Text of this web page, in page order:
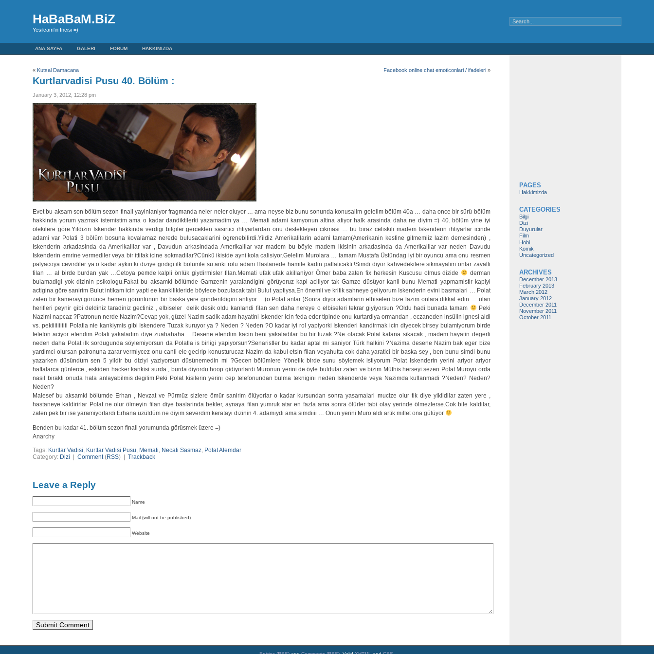
HaBaBaM.BiZ
Yesilcam'in Incisi =)
ANA SAYFA GALERI FORUM HAKKIMIZDA
« Kutsal Damacana Facebook online chat emoticonlari / ifadeleri»
Kurtlarvadisi Pusu 40. Bölüm :
January 3, 2012, 12:28 pm
Evet bu aksam son bölüm sezon finali yayinlaniyor fragmanda neler neler oluyor … ama neyse biz bunu sonunda konusalim gelelim bölüm 40a … daha once bir sürü bölüm
hakkinda yorum yazmak istemistim ama o kadar dandiktilerki yazamadim ya … Memati adami kamyonun altina atiyor halk arasinda daha ne diyim =) 40. bölüm yine iyi
ötekilere göre.Yildizin Iskender hakkinda verdigi bilgiler gercekten sasirtici ihtiyarlardan onu destekleyen cikmasi … bu biraz celiskili madem Iskenderin ihtiyarlar icinde
adami var Polati 3 bölüm bosuna kovalamaz nerede bulusacaklarini ögrenebilirdi.Yildiz Amerikalilarin adami tamam(Amerikanin kesfine gitmemiiz lazim demesinden) ,
Iskenderin arkadasinda da Amerikalilar var , Davudun arkasindada Amerikalilar var madem bu böyle madem ikisinin arkadasinda da Amerikalilar var neden Davudu
Iskenderin emrine vermediler veya bir ittifak icine sokmadilar?Cünkü ikiside ayni kola calisiyor.Gelelim Murolara … tamam Mustafa Üstündag iyi bir oyuncu ama onu resmen
palyacoya cevirdiler ya o kadar aykiri ki diziye girdigi ilk bölümle su anki rolu adam Hastanede hamile kadin patlaticakti !Simdi diyor kahvedekilere sikmayalim onlar zavalli
filan … al birde burdan yak …Cetoya pemde kalpli önlük giydirmisler filan.Memati ufak ufak akillaniyor Ömer baba zaten fix herkesin Kuscusu olmus dizide
derman
bulamadigi yok dizinin psikologu.Fakat bu aksamki bölümde Gamzenin yaralandigini görüyoruz kapi aciliyor tak Gamze düsüyor kanli bunu Memati yapmamistir kapiyi
actigina göre sanirim Bulut intikam icin yapti ee kankilikleride böylece bozulacak tabi Bulut yaptiysa.En önemli ve kritik sahneye geliyorum Iskenderin evini basmalari … Polat
zaten bir kamerayi görünce hemen görüntünün bir baska yere gönderildigini anliyor …(o Polat anlar )Sonra diyor adamlarin elbiseleri bize lazim onlara dikkat edin … ulan
herifleri peynir gibi deldiniz taradiniz gectiniz , elbiseler delik desik oldu kanlandi filan sen daha nereye o elbiseleri tekrar giyiyorsun ?Oldu hadi bunada tamam
Peki
Nazimi napcaz ?Patronun nerde Nazim?Cevap yok, güzel Nazim sadik adam hayatini Iskender icin feda eder tipinde onu kurtardiya ormandan , eczaneden insülin ignesi aldi
vs. pekiiiiiiiiiii Polatla nie kankiymis gibi Iskendere Tuzak kuruyor ya ? Neden ? Neden ?O kadar iyi rol yapiyorki Iskenderi kandirmak icin diyecek birsey bulamiyorum birde
telefon aciyor efendim Polati yakaladim diye zuahahaha …Desene efendim kacin beni yakaladilar bu bir tuzak ?Ne olacak Polat kafana sikacak , madem hayatin degerli
neden daha Polat ilk sordugunda söylemiyorsun da Polatla is birligi yapiyorsun?Senaristler bu kadar aptal mi saniyor Türk halkini ?Nazima desene Nazim bak eger bize
yardimci olursan patronuna zarar vermiycez onu canli ele gecirip konusturucaz Nazim da kabul etsin filan veyahutta cok daha yaratici bir baska sey , ben bunu simdi bunu
yazarken düsündüm sen 5 yildir bu diziyi yaziyorsun düsünemedin mi ?Gecen bölümlere Yönelik birde sunu söylemek istiyorum Polat Iskenderin yerini ariyor ariyor
haftalarca günlerce , eskiden hacker kankisi surda , burda diyordu hoop gidiyorlardi Muronun yerini de öyle buldular zaten ve bizim Müthis herseyi sezen Polat Muroyu orda
nasil birakti onuda hala anlayabilmis degilim.Peki Polat kisilerin yerini cep telefonundan bulma teknigini neden Iskenderde veya Nazimda kullanmadi ?Neden? Neden?
Neden?
Malesef bu aksamki bölümde Erhan , Nevzat ve Pürmüz sizlere ömür sanirim ölüyorlar o kadar kursundan sonra yasamalari mucize olur tik diye yikildilar zaten yere ,
hastaneye kaldirirlar Polat ne olur ölmeyin filan diye baslarinda bekler, aynaya filan yumruk atar en fazla ama sonra ölürler tabi olay yerinde ölmezlerse.Cok bile kaldilar,
zaten pek bir ise yaramiyorlardi Erhana üzüldüm ne diyim severdim keratayi dizinin 4. adamiydi ama simdiiii … Onun yerini Muro aldi artik millet ona gülüyor
Benden bu kadar 41. bölüm sezon finali yorumunda görüsmek üzere =)
Anarchy
Tags: Kurtlar Vadisi, Kurtlar Vadisi Pusu, Memati, Necati Sasmaz, Polat Alemdar
Category: Dizi |Comment(RSS) |Trackback
Leave a Reply
Name
Mail (will not be published)
Website
PAGES
Hakkimizda
CATEGORIES
Bilgi
Dizi
Duyurular
Film
Hobi
Komik
Uncategorized
ARCHIVES
December 2013
February 2013
March 2012
January 2012
December 2011
November 2011
October 2011